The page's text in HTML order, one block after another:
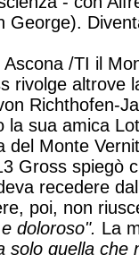
George).
/TI il
rivolge altrove
Richthofen-
la sua amica
del Monte
Gross spiegò
recedere
poi, non
doloroso". La
solo quella che